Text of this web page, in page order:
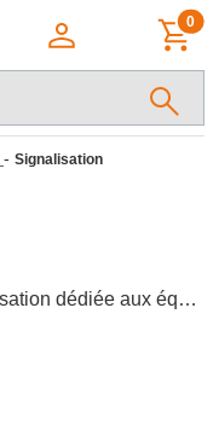
0
- Signalisation
Parcourez notre sélection de signalisation dédiée aux équipements de protection individuelle (EPI) et à l'outillage. Cette catégorie inclut des panneaux d'avertissement, lumières clignotantes et barrières de sécurité, essentiels pour signaler les dangers potentiels sur les sites de travail. Assurez la sécurité des travailleurs en identifiant clairement les zones dangereuses et en indiquant les zones où les EPI sont requis.